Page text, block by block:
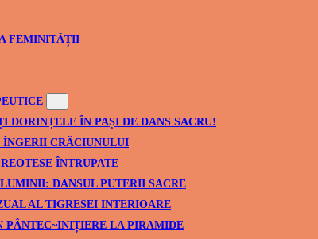
FEMINITĂȚII
DORINȚELE ÎN PAȘI DE DANS SACRU!
ÎNGERII CRĂCIUNULUI
ÎNTRUPATE
DANSUL PUTERII SACRE
AL TIGRESEI INTERIOARE
PÂNTEC~INIȚIERE LA PIRAMIDE